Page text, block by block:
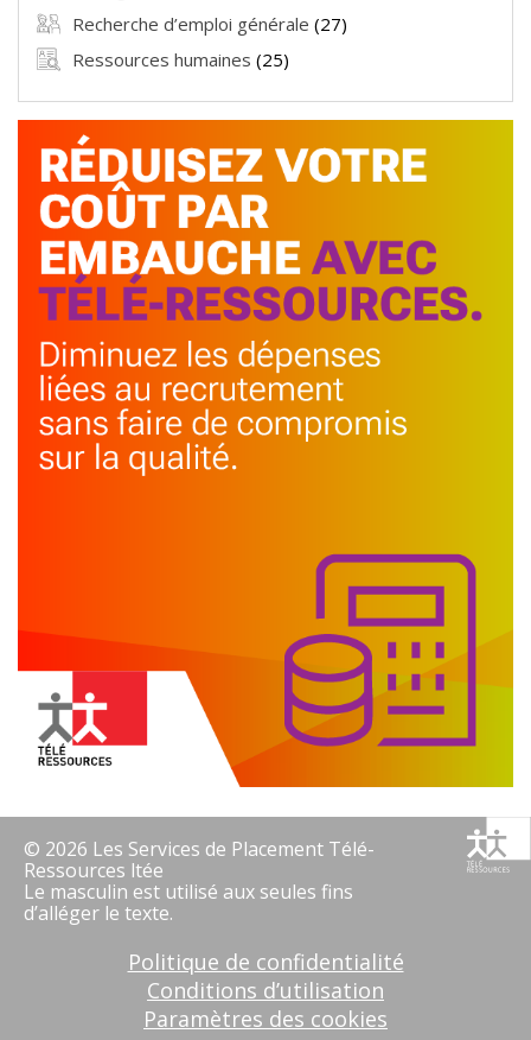
Recherche d’emploi générale (27)
Ressources humaines (25)
© 2026 Les Services de Placement Télé-
Ressources ltée
Le masculin est utilisé aux seules fins
d’alléger le texte.
Politique de confidentialité
Conditions d’utilisation
Paramètres des cookies